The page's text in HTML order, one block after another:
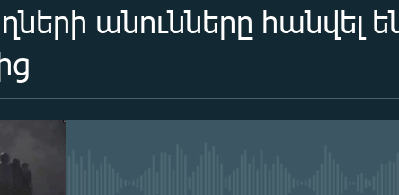
անունները հանվել